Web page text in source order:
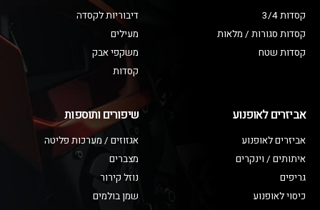
קסדות 3/4
קסדות סגורות / מלאות
קסדות שטח
דיבוריות לקסדה
מעילים
משקפי אבק
קסדות
אביזרים לאופנוע
אביזרים לאופנוע
איתותים / וינקרים
גריפים
כיסוי לאופנוע
שיפורים ותוספות
אגזוזים / מערכות פליטה
מצברים
נוזל קירור
שמן בולמים